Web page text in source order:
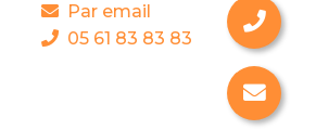
Par email
05 61 83 83 83